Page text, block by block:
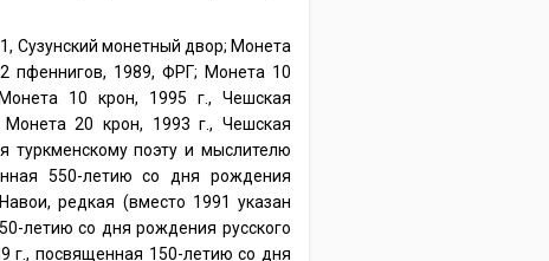
Сузунский монетный двор; Монета
пфеннигов, 1989, ФРГ; Монета 10
10 крон, 1995 г., Чешская
20 крон, 1993 г., Чешская
туркменскому поэту и мыслителю
550-летию со дня рождения
редкая (вместо 1991 указан
летию со дня рождения русского
г., посвященная 150-летию со дня